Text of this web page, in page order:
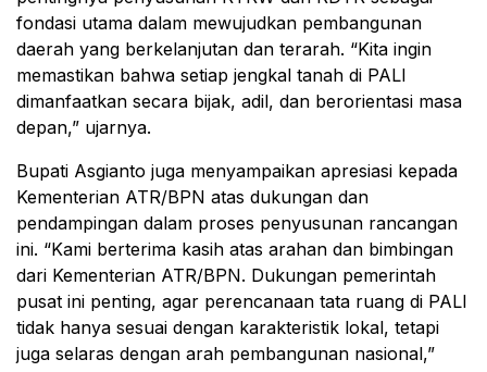
fondasi utama dalam mewujudkan pembangunan
daerah yang berkelanjutan dan terarah. “Kita ingin
memastikan bahwa setiap jengkal tanah di PALI
dimanfaatkan secara bijak, adil, dan berorientasi masa
depan,” ujarnya.
Bupati Asgianto juga menyampaikan apresiasi kepada
Kementerian ATR/BPN atas dukungan dan
pendampingan dalam proses penyusunan rancangan
ini. “Kami berterima kasih atas arahan dan bimbingan
dari Kementerian ATR/BPN. Dukungan pemerintah
pusat ini penting, agar perencanaan tata ruang di PALI
tidak hanya sesuai dengan karakteristik lokal, tetapi
juga selaras dengan arah pembangunan nasional,”